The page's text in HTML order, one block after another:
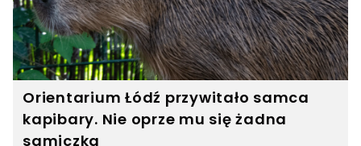
Orientarium Łódź przywitało samca
kapibary. Nie oprze mu się żadna
samiczka